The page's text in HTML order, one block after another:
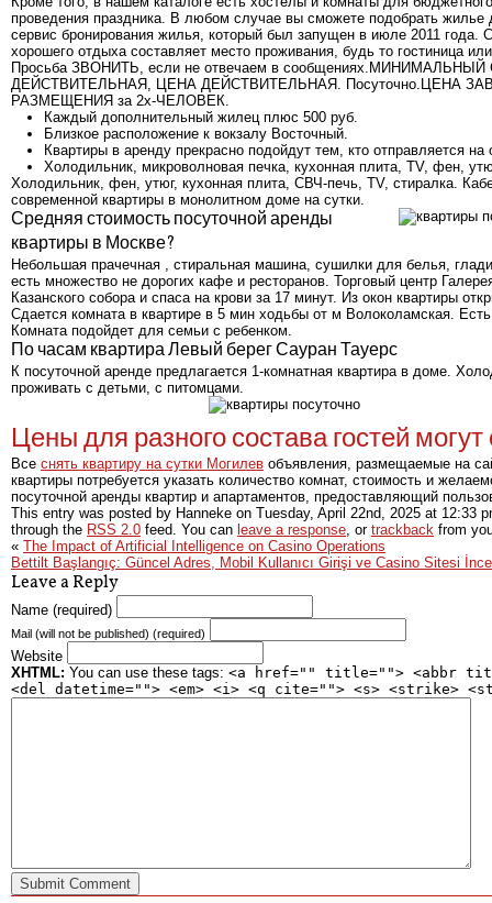
проведения праздника. В любом случае вы сможете подобрать жилье
сервис бронирования жилья, который был запущен в июле 2011 года.
хорошего отдыха составляет место проживания, будь то гостиница
Просьба ЗВОНИТЬ, если не отвечаем в
ДЕЙСТВИТЕЛЬНАЯ, ЦЕНА ДЕЙСТВИТЕЛЬНАЯ. Посуточно.ЦЕНА
РАЗМЕЩЕНИЯ за 2х-ЧЕЛОВЕК.
Каждый дополнительный жилец плюс 500 руб.
Близкое расположение к вокзалу Восточный.
Квартиры в аренду прекрасно подойдут тем, кто отправляется
Холодильник, микроволновая печка, кухонная плита, TV, фен,
Холодильник, фен, утюг, кухонная плита, СВЧ-печь, TV, стиралка.
современной квартиры в монолитном доме на сутки.
Средняя стоимость посуточной аренды
квартиры в Москве?
Небольшая прачечная , стиральная машина, сушилки для белья,
есть множество не дорогих кафе и ресторанов. Торговый центр
Казанского собора и спаса на крови за 17 минут. Из окон квартиры
Сдается комната в квартире в 5 мин ходьбы от м Волоколамская.
Комната подойдет для семьи с ребенком.
По часам квартира Левый берег Сауран Тауерс
К посуточной аренде предлагается 1-комнатная квартира в доме.
проживать с детьми, с питомцами.
Цены для разного состава гостей
Все снять квартиру на сутки Могилев объявления, размещаемые на
квартиры потребуется указать количество комнат, стоимость и
посуточной аренды квартир и апартаментов, предоставляющий
This entry was posted by Hanneke on Tuesday, April 22nd, 2025 at 12:33
through the RSS 2.0 feed. You can leave a response , or trackback from
« The Impact of Artificial Intelligence on Casino Operations
Bettilt Başlangıç: Güncel Adres, Mobil Kullanıcı Girişi ve Casino Sitesi
Leave a Reply
Name (required)
Mail (will not be published) (required)
Website
XHTML: You can use these tags: <a href="" title=""> <abbr
<del datetime=""> <em> <i> <q cite=""> <s> <strike>